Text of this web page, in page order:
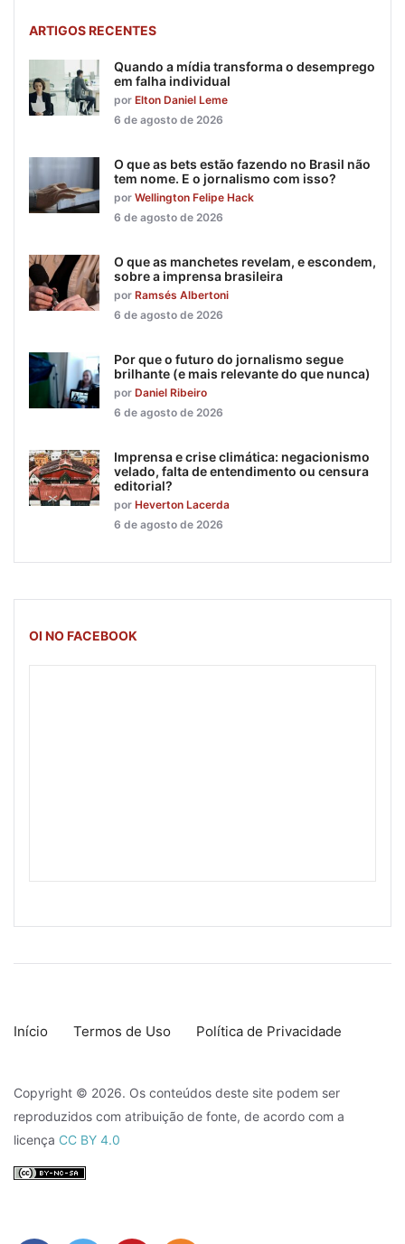
ARTIGOS RECENTES
Quando a mídia transforma o desemprego
em falha individual
por Elton Daniel Leme
6 de agosto de 2026
O que as bets estão fazendo no Brasil não
tem nome. E o jornalismo com isso?
por Wellington Felipe Hack
6 de agosto de 2026
O que as manchetes revelam, e escondem,
sobre a imprensa brasileira
por Ramsés Albertoni
6 de agosto de 2026
Por que o futuro do jornalismo segue
brilhante (e mais relevante do que nunca)
por Daniel Ribeiro
6 de agosto de 2026
Imprensa e crise climática: negacionismo
velado, falta de entendimento ou censura
editorial?
por Heverton Lacerda
6 de agosto de 2026
OI NO FACEBOOK
Início Termos de Uso Política de Privacidade
Copyright © 2026. Os conteúdos deste site podem ser
reproduzidos com atribuição de fonte, de acordo com a
licença CC BY 4.0